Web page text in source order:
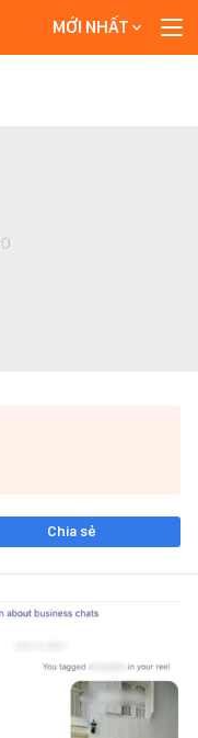
MỚI NHẤT
Chia sẻ